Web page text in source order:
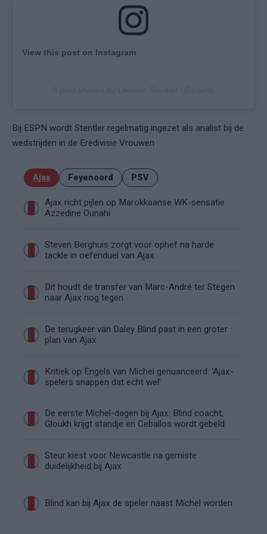
View this post on Instagram
Bij ESPN wordt Stentler regelmatig ingezet als analist bij de
wedstrijden in de Eredivisie Vrouwen
Ajax Feyenoord PSV
Ajax richt pijlen op Marokkaanse WK-sensatie
Azzedine Ounahi
Steven Berghuis zorgt voor ophef na harde
tackle in oefenduel van Ajax
Dit houdt de transfer van Marc-André ter Stegen
naar Ajax nog tegen
De terugkeer van Daley Blind past in een groter
plan van Ajax
Kritiek op Engels van Míchel genuanceerd: ‘Ajax-
spelers snappen dat echt wel’
De eerste Míchel-dagen bij Ajax: Blind coacht,
Gloukh krijgt standje en Ceballos wordt gebeld
Steur kiest voor Newcastle na gemiste
duidelijkheid bij Ajax
Blind kan bij Ajax de speler naast Míchel worden